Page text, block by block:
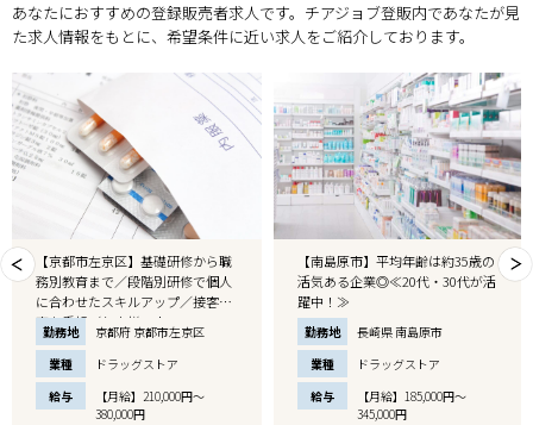
あなたにおすすめの登録販売者求人です。チアジョブ登販内であなたが見
た求人情報をもとに、希望条件に近い求人をご紹介しております。
【京都市左京区】基礎研修から職
務別教育まで／段階別研修で個人
に合わせたスキルアップ／接客販
売を重視／お客様一人…
勤務地
京都府 京都市左京区
業種
ドラッグストア
給与
【月給】210,000円～
380,000円
【南島原市】平均年齢は約35歳の
活気ある企業◎≪20代・30代が活
躍中！≫
勤務地
長崎県 南島原市
業種
ドラッグストア
給与
【月給】185,000円～
345,000円